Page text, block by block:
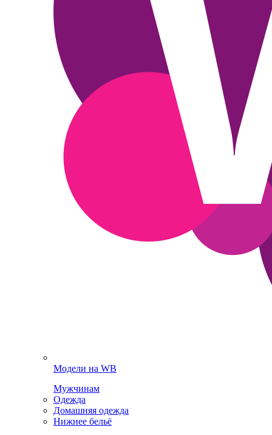
Модели на WB
Мужчинам
Одежда
Домашняя одежда
Нижнее бельё